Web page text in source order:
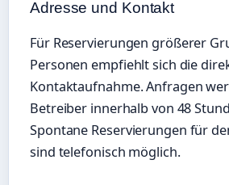
Adresse und Kontakt
Für Reservierungen größerer
Personen empfiehlt sich die
Kontaktaufnahme. Anfragen
Betreiber innerhalb von 48
Spontane Reservierungen für
sind telefonisch möglich.